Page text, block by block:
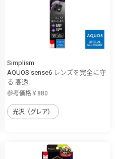
Simplism
AQUOS sense6 レンズを完全に守
る 高透...
参考価格￥880
光沢（グレア）